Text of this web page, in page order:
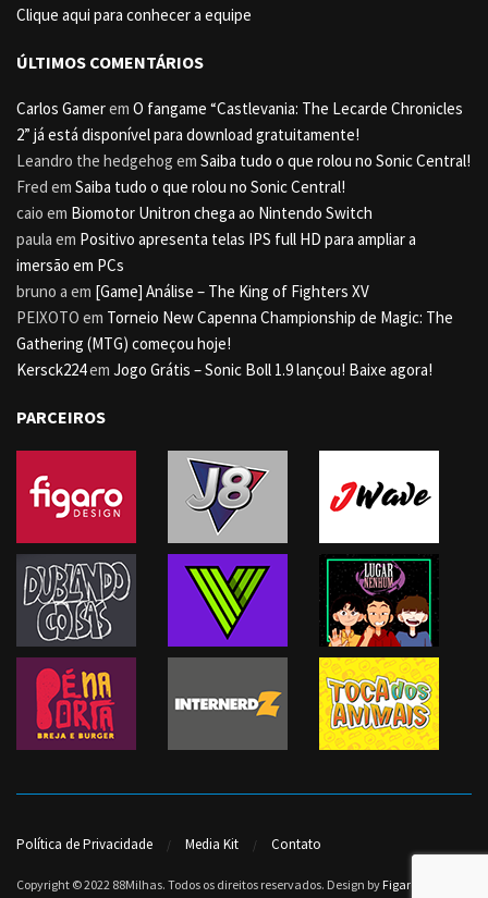
Clique aqui para conhecer a equipe
ÚLTIMOS COMENTÁRIOS
Carlos Gamerem O fangame “Castlevania: The Lecarde Chronicles
2” já está disponível para download gratuitamente!
Leandro the hedgehog em Saiba tudo o que rolou no Sonic Central!
Fred em Saiba tudo o que rolou no Sonic Central!
caio em Biomotor Unitron chega ao Nintendo Switch
paula em Positivo apresenta telas IPS full HD para ampliar a
imersão em PCs
bruno a em [Game] Análise – The King of Fighters XV
PEIXOTO em Torneio New Capenna Championship de Magic: The
Gathering (MTG) começou hoje!
Kersck224em Jogo Grátis – Sonic Boll 1.9 lançou! Baixe agora!
PARCEIROS
Política de Privacidade Media Kit Contato
Copyright © 2022 88Milhas. Todos os direitos reservados. Design by Figaro Design